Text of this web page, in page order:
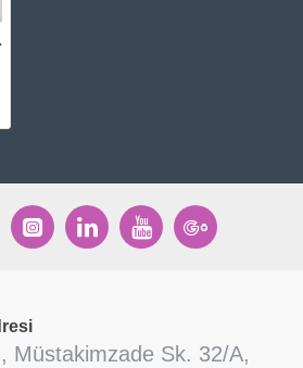
Altın
Müstakimzade Sk. 32/A,